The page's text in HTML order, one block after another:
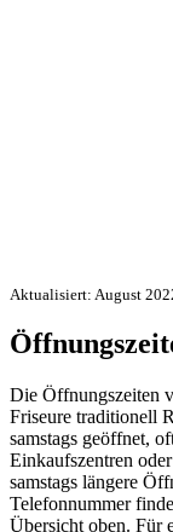
Aktualisiert: August
Die Öffnungszeiten
Friseure traditionell
samstags geöffnet,
Einkaufszentren
samstags längere
Telefonnummer
Übersicht oben. Für